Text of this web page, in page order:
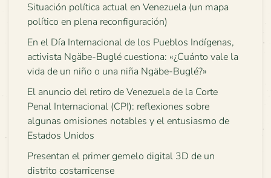
Situación política actual en Venezuela (un mapa
político en plena reconfiguración)
En el Día Internacional de los Pueblos Indígenas,
activista Ngäbe-Buglé cuestiona: «¿Cuánto vale la
vida de un niño o una niña Ngäbe-Buglé?»
El anuncio del retiro de Venezuela de la Corte
Penal Internacional (CPI): reflexiones sobre
algunas omisiones notables y el entusiasmo de
Estados Unidos
Presentan el primer gemelo digital 3D de un
distrito costarricense